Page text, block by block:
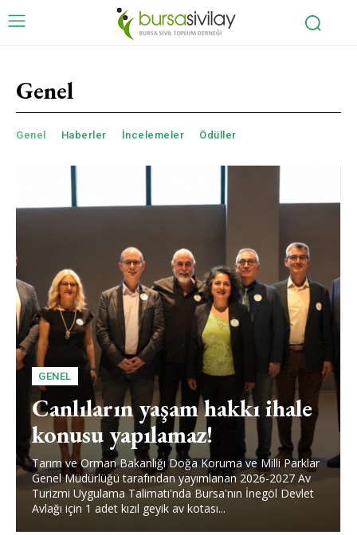
Genel
Genel Haberler İncelemeler Ödüller
GENEL
Canlıların yaşam hakkı ihale
konusu yapılamaz!
Tarım ve Orman Bakanlığı Doğa Koruma ve Milli Parklar
Genel Müdürlüğü tarafından yayımlanan 2026-2027 Av
Turizmi Uygulama Talimatı'nda Bursa'nın İnegöl Devlet
Avlağı için 1 adet kızıl geyik av kotası...